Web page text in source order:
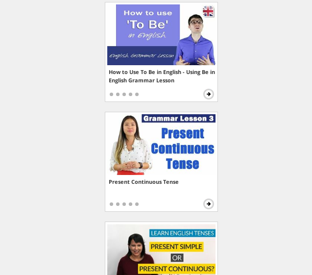
How to Use To Be in English - Using Be in
English Grammar Lesson
Present Continuous Tense